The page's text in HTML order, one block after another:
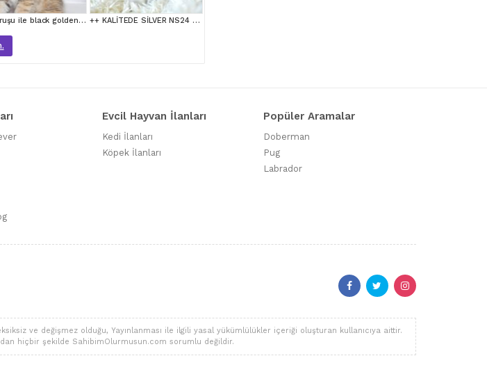
Asil duruşu ile black golden british shortair ++ KALİTEDE SİLVER NS24 BRİTİSH SHORTHAİR
Evcil Hayvan İlanları
Kedi İlanları
Köpek İlanları
Popüler Aramalar
Doberman
Pug
Labrador
ve değişmez olduğu, Yayınlanması ile ilgili yasal yükümlülükler içeriği oluşturan kullanıcıya aittir.
hiçbir şekilde SahibimOlurmusun.com sorumlu değildir.